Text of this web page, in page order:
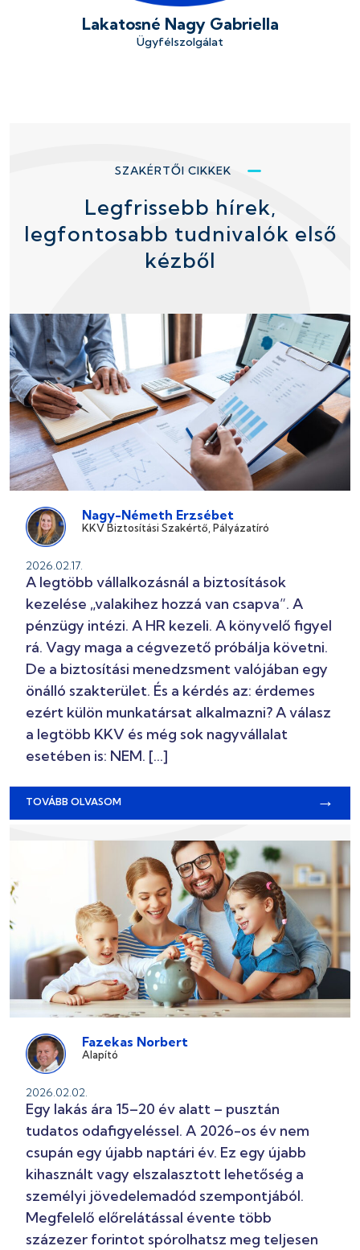
Lakatosné Nagy Gabriella
Ügyfélszolgálat
SZAKÉRTŐI CIKKEK
Legfrissebb hírek,
legfontosabb tudnivalók első
kézből
Nagy-Németh Erzsébet
KKV Biztosítási Szakértő, Pályázatíró
2026.02.17.
A legtöbb vállalkozásnál a biztosítások
kezelése „valakihez hozzá van csapva”. A
pénzügy intézi. A HR kezeli. A könyvelő figyel
rá. Vagy maga a cégvezető próbálja követni.
De a biztosítási menedzsment valójában egy
önálló szakterület. És a kérdés az: érdemes
ezért külön munkatársat alkalmazni? A válasz
a legtöbb KKV és még sok nagyvállalat
esetében is: NEM. […]
TOVÁBB OLVASOM →
Fazekas Norbert
Alapító
2026.02.02.
Egy lakás ára 15–20 év alatt – pusztán
tudatos odafigyeléssel. A 2026-os év nem
csupán egy újabb naptári év. Ez egy újabb
kihasznált vagy elszalasztott lehetőség a
személyi jövedelemadód szempontjából.
Megfelelő előrelátással évente több
százezer forintot spórolhatsz meg teljesen